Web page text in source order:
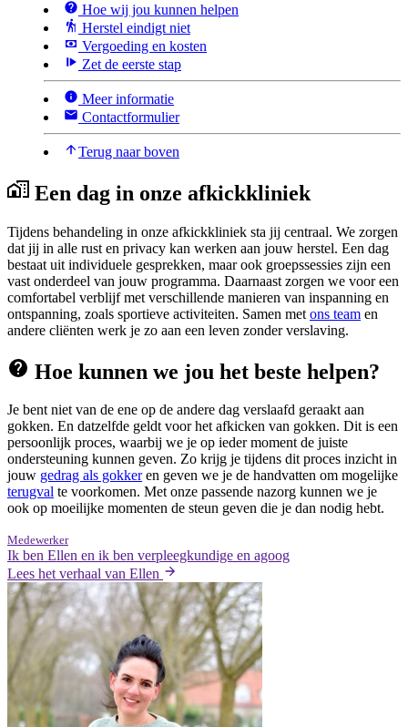
Hoe wij jou kunnen helpen
Herstel eindigt niet
Vergoeding en kosten
Zet de eerste stap
Meer informatie
Contactformulier
Terug naar boven
Een dag in onze afkickkliniek
Tijdens behandeling in onze afkickkliniek sta jij centraal. We zorgen
dat jij in alle rust en privacy kan werken aan jouw herstel. Een dag
bestaat uit individuele gesprekken, maar ook groepssessies zijn een
vast onderdeel van jouw programma. Daarnaast zorgen we voor een
comfortabel verblijf met verschillende manieren van inspanning en
ontspanning, zoals sportieve activiteiten. Samen met ons team en
andere cliënten werk je zo aan een leven zonder verslaving.
Hoe kunnen we jou het beste helpen?
Je bent niet van de ene op de andere dag verslaafd geraakt aan
gokken. En datzelfde geldt voor het afkicken van gokken. Dit is een
persoonlijk proces, waarbij we je op ieder moment de juiste
ondersteuning kunnen geven. Zo krijg je tijdens dit proces inzicht in
jouw gedrag als gokkeren geven we je de handvatten om mogelijke
terugval te voorkomen. Met onze passende nazorg kunnen we je
ook op moeilijke momenten de steun geven die je dan nodig hebt.
Medewerker
Ik ben Ellen en ik ben verpleegkundige en agoog
Lees het verhaal van Ellen